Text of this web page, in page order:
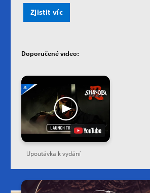
Zjistit víc
Doporučené video:
Upoutávka k vydání